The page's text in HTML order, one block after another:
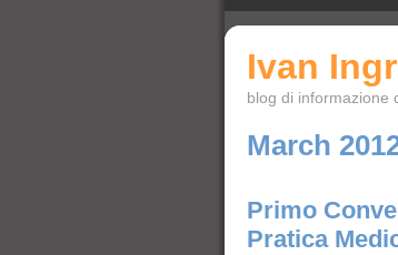
Ivan
blog di informazione
March
Primo
Pratica